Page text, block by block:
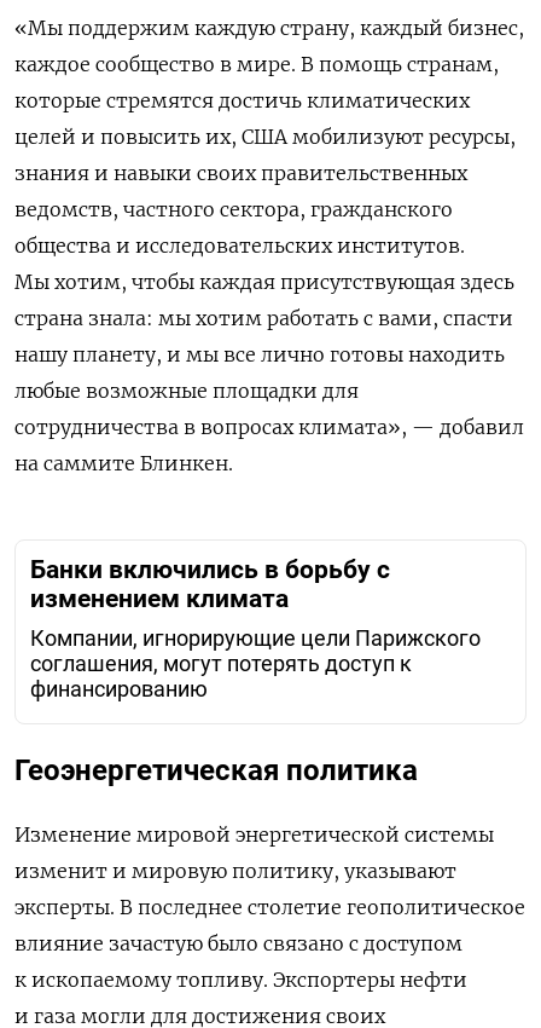
«Мы поддержим каждую страну, каждый бизнес,
каждое сообщество в мире. В помощь странам,
которые стремятся достичь климатических
целей и повысить их, США мобилизуют ресурсы,
знания и навыки своих правительственных
ведомств, частного сектора, гражданского
общества и исследовательских институтов.
Мы хотим, чтобы каждая присутствующая здесь
страна знала: мы хотим работать с вами, спасти
нашу планету, и мы все лично готовы находить
любые возможные площадки для
сотрудничества в вопросах климата», — добавил
на саммите Блинкен.
Банки включились в борьбу с
изменением климата
Компании, игнорирующие цели Парижского
соглашения, могут потерять доступ к
финансированию
Геоэнергетическая политика
Изменение мировой энергетической системы
изменит и мировую политику, указывают
эксперты. В последнее столетие геополитическое
влияние зачастую было связано с доступом
к ископаемому топливу. Экспортеры нефти
и газа могли для достижения своих